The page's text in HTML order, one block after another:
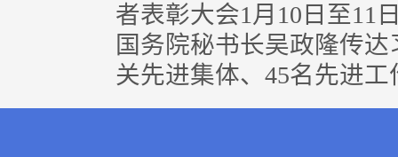
者表彰大会1月10日至11
国务院秘书长吴政隆传
关先进集体、45名先进